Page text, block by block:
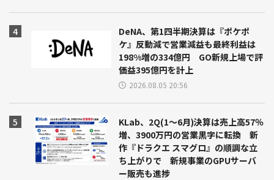
DeNA、第1四半期決算は『ポケポ
ケ』反動減で営業減益も最終利益は
198%増の334億円 GO新規上場で評
価益395億円を計上
2026.08.05 20:56
KLab、2Q(1～6月)決算は売上高57％
増、3900万円の営業黒字に転換 新
作『ドラクエ スマグロ』の順調な立
ち上がりで 新規事業のGPUサーバ
ー販売も進捗